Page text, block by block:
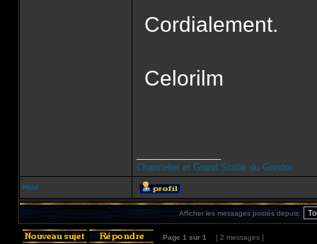
Cordialement.
Celorilm
Chancelier et Grand Scribe du Gondor
Haut
Afficher les messages postés depuis:
Page 1 sur 1 [ 2 messages ]